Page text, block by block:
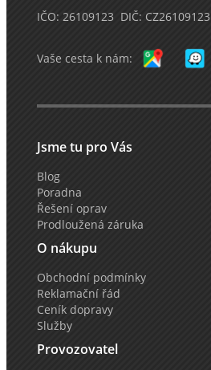
IČO: 26109123 DIČ: CZ26109123
Vaše cesta k nám:
Jsme tu pro Vás
Blog
Poradna
Řešení oprav
Prodloužená záruka
O nákupu
Obchodní podmínky
Reklamační řád
Ceník dopravy
Služby
Provozovatel